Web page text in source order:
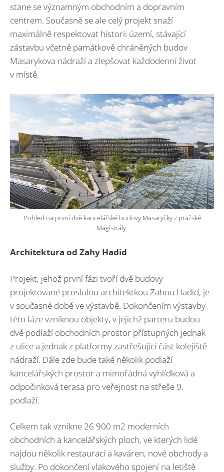
stane se významným obchodním a dopravním
centrem. Současně se ale celý projekt snaží
maximálně respektovat historii území, stávající
zástavbu včetně památkově chráněných budov
Masarykova nádraží a zlepšovat každodenní život
v místě.
Pohled na první dvě kancelářské budovy Masaryčky z pražské
Magistrály.
Architektura od Zahy Hadid
Projekt, jehož první fázi tvoří dvě budovy
projektované proslulou architektkou Zahou Hadid, je
v současné době ve výstavbě. Dokončením výstavby
této fáze vzniknou objekty, v jejichž parteru budou
dvě podlaží obchodních prostor přístupných jednak
z ulice a jednak z platformy zastřešující část kolejiště
nádraží. Dále zde bude také několik podlaží
kancelářských prostor a mimořádná vyhlídková a
odpočinková terasa pro veřejnost na střeše 9.
podlaží.
Celkem tak vznikne 26 900 m2 moderních
obchodních a kancelářských ploch, ve kterých lidé
najdou několik restaurací a kaváren, nové obchody a
služby. Po dokončení vlakového spojení na letiště